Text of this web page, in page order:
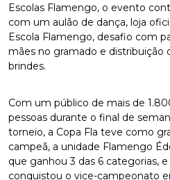
Escolas Flamengo, o evento
com um aulão de dança, loja
Escola Flamengo, desafio com
mães no gramado e distribuição
brindes.
Com um público de mais de
pessoas durante o final de
torneio, a Copa Fla teve como
campeã, a unidade Flamengo
que ganhou 3 das 6 categorias, e
conquistou o vice-campeonato